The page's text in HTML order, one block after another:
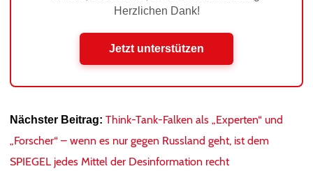
Herzlichen Dank!
Jetzt unterstützen
Nächster Beitrag: Think-Tank-Falken als „Experten“ und
„Forscher“ – wenn es nur gegen Russland geht, ist dem
SPIEGEL jedes Mittel der Desinformation recht